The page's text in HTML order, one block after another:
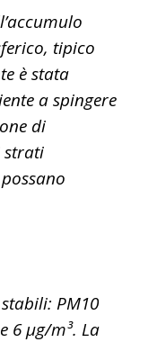
tipico
è stata
a spingere
di
strati
PM10
6 µg/m³. La